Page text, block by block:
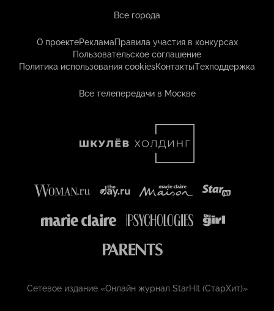
Все города
О проектеРекламаПравила участия в конкурсах
Пользовательское соглашение
Политика использования cookiesКонтактыТехподдержка
Все телепередачи в Москве
Сетевое издание «Онлайн журнал StarHit (СтарХит)»